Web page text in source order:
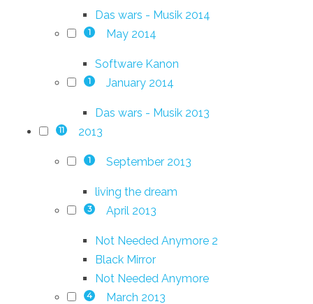
Das wars - Musik 2014
1 May 2014
Software Kanon
1 January 2014
Das wars - Musik 2013
11 2013
1 September 2013
living the dream
3 April 2013
Not Needed Anymore 2
Black Mirror
Not Needed Anymore
4 March 2013